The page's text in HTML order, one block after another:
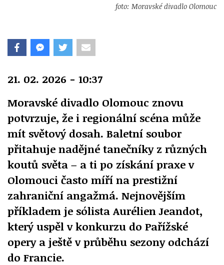
foto: Moravské divadlo Olomouc
21. 02. 2026 - 10:37
Moravské divadlo Olomouc znovu
potvrzuje, že i regionální scéna může
mít světový dosah. Baletní soubor
přitahuje nadějné tanečníky z různých
koutů světa – a ti po získání praxe v
Olomouci často míří na prestižní
zahraniční angažmá. Nejnovějším
příkladem je sólista Aurélien Jeandot,
který uspěl v konkurzu do Pařížské
opery a ještě v průběhu sezony odchází
do Francie.